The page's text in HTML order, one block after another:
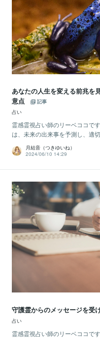
あなたの人生を変える前兆を
意点
記事
占い
霊感霊視占い師のリーベココで
は、未来の出来事を予測し、適
月結音（つきゆいね）
2024/06/10 14:29
守護霊からのメッセージを受
占い
霊感霊視占い師のリーベココで